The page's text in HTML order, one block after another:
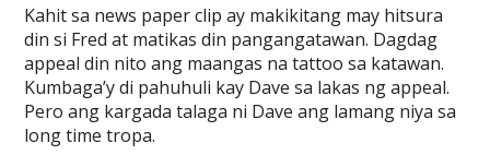
Kahit sa news paper clip ay makikitang may hitsura
din si Fred at matikas din pangangatawan. Dagdag
appeal din nito ang maangas na tattoo sa katawan.
Kumbaga’y di pahuhuli kay Dave sa lakas ng appeal.
Pero ang kargada talaga ni Dave ang lamang niya sa
long time tropa.